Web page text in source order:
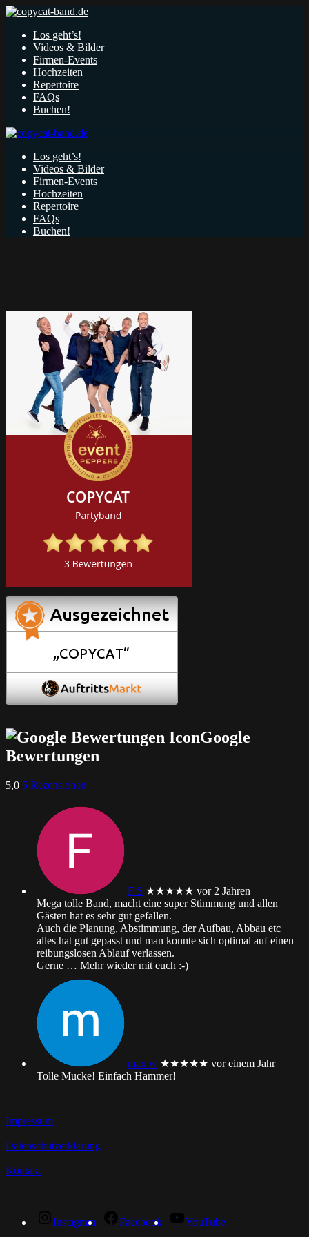
Los geht’s!
Videos & Bilder
Firmen-Events
Hochzeiten
Repertoire
FAQs
Buchen!
Los geht’s!
Videos & Bilder
Firmen-Events
Hochzeiten
Repertoire
FAQs
Buchen!
Google
Bewertungen
5,0 5 Rezensionen
F S ★★★★★ vor 2 Jahren
Mega tolle Band, macht eine super Stimmung und allen
Gästen hat es sehr gut gefallen.
Auch die Planung, Abstimmung, der Aufbau, Abbau etc
alles hat gut gepasst und man konnte sich optimal auf einen
reibungslosen Ablauf verlassen.
Gerne … Mehrwieder mit euch :-)
max w ★★★★★ vor einem Jahr
Tolle Mucke! Einfach Hammer!
Impressum
Datenschutzerklärung
Kontakt
Instagram Facebook YouTube